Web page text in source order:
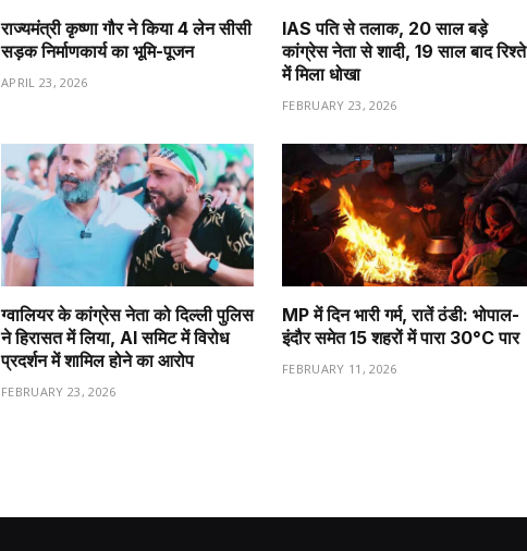
राज्यमंत्री कृष्णा गौर ने किया 4 लेन सीसी
सड़क निर्माणकार्य का भूमि-पूजन
APRIL 23, 2026
IAS पति से तलाक, 20 साल बड़े
कांग्रेस नेता से शादी, 19 साल बाद रिश्ते
में मिला धोखा
FEBRUARY 23, 2026
ग्वालियर के कांग्रेस नेता को दिल्ली पुलिस
ने हिरासत में लिया, AI समिट में विरोध
प्रदर्शन में शामिल होने का आरोप
FEBRUARY 23, 2026
MP में दिन भारी गर्म, रातें ठंडी: भोपाल-
इंदौर समेत 15 शहरों में पारा 30°C पार
FEBRUARY 11, 2026